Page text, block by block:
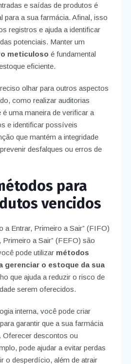
e saídas de produtos é
para a sua farmácia. Afinal, isso
registros e ajuda a identificar
potenciais. Manter um
meticuloso é fundamental
eficiente.
olhar para outros aspectos
como realizar auditorias
uma maneira de verificar a
e identificar possíveis
que mantém a integridade
desfalques ou erros de
para
vencidos
a Entrar, Primeiro a Sair” (FIFO)
Primeiro a Sair” (FEFO) são
pode utilizar métodos
gerenciar o estoque da sua
que ajuda a reduzir o risco de
serem oferecidos.
interna, você pode criar
garantir que a sua farmácia
Oferecer descontos ou
pode ajudar a evitar perdas
o desperdício, além de atrair